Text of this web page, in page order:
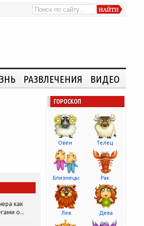
РАЗВЛЕЧЕНИЯ ВИДЕО
как
о...
ГОРОСКОП
Овен Телец
Близнецы Рак
Лев Дева